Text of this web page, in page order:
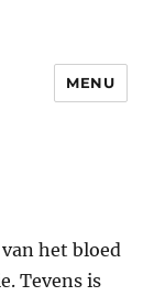
MENU
het bloed
Tevens is